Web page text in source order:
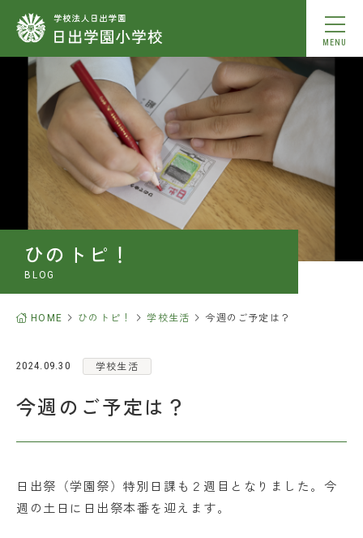
MENU
学校紹介
教育内容
学校生活
入学案内
お知らせ
ひのトピ！
中学校合格実績
各種お問い合わせ
アクセス
お問い合わせ
ひのトピ！
BLOG
HOME ひのトピ！ 学校生活 今週のご予定は？
2024.09.30 学校生活
今週のご予定は？
日出祭（学園祭）特別日課も２週目となりました。今
週の土日に日出祭本番を迎えます。